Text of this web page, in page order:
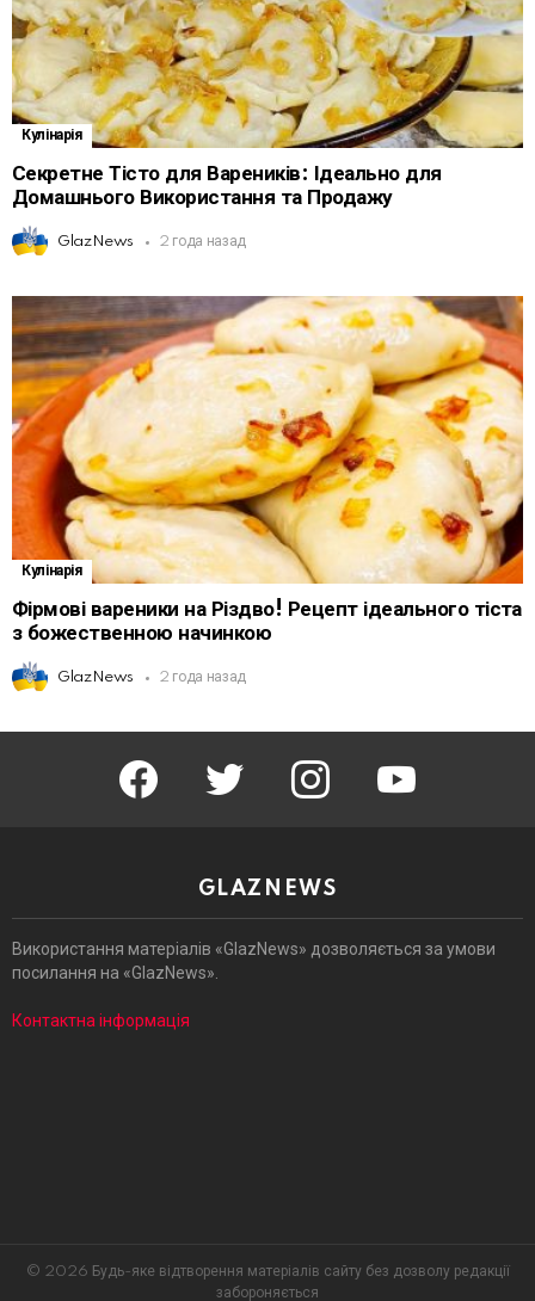
Кулінарія
Секретне Тісто для Вареників: Ідеально для
Домашнього Використання та Продажу
GlazNews 2 года назад
Кулінарія
Фірмові вареники на Різдво! Рецепт ідеального тіста
з божественною начинкою
GlazNews 2 года назад
facebook twitter instagram youtube
GLAZNEWS
Використання матеріалів «GlazNews» дозволяється за умови
посилання на «GlazNews».
Контактна інформація
© 2026 Будь-яке відтворення матеріалів сайту без дозволу редакції
забороняється